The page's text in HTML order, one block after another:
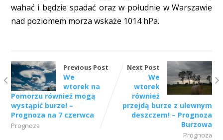
wahać i będzie spadać oraz w południe w Warszawie
nad poziomem morza wskaże 1014 hPa.
Previous Post
We
wtorek na
Pomorzu również mogą
wystąpić burze! –
Prognoza na 7 czerwca
Prognoza
Next Post
We
wtorek
również
przejdą burze z ulewnym
deszczem! – Prognoza
Burzowa
Prognoza